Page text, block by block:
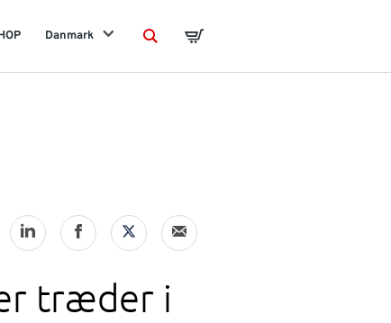
Danmark
SearchBasket
træder i